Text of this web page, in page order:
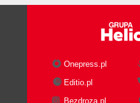
Onepress.pl
Editio.pl
Bezdroza.pl